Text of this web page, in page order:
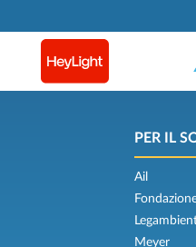
PER IL
Ail
Meyer